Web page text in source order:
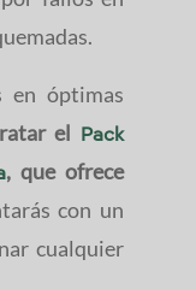
en óptimas
el
Pack
, que ofrece
con un
cualquier